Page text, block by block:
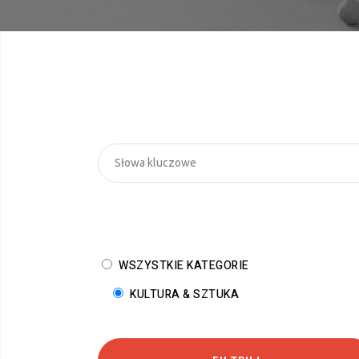
WSZYSTKIE KATEGORIE
KULTURA & SZTUKA